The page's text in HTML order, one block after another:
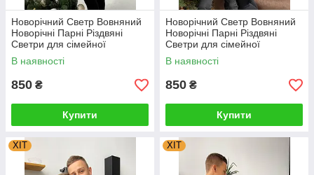
Новорічний Светр Вовняний
Новорічні Парні Різдвяні
Светри для сімейної
фотосесії Туреччина
В наявності
850 ₴
Купити
Новорічний Светр Вовняний
Новорічні Парні Різдвяні
Светри для сімейної
фотосесії Туреччина
В наявності
850 ₴
Купити
ХІТ ХІТ